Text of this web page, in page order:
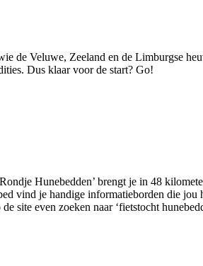
de Veluwe, Zeeland en de Limburgse
Dus klaar voor de start? Go!
Hunebedden’ brengt je in 48
vind je handige informatieborden die
de site even zoeken naar ‘fietstocht